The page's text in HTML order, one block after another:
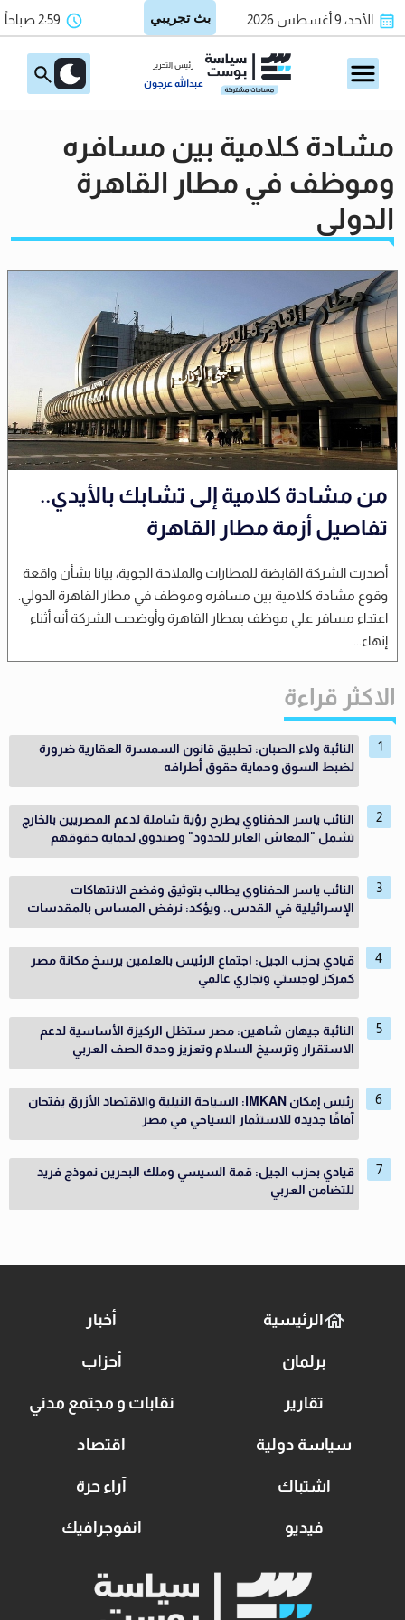
الأحد، 9 أغسطس 2026 2:59 صباحاً
رئيس التحرير
عبدالله عرجون
مشادة كلامية بين مسافره
وموظف في مطار القاهرة
الدولي
من مشادة كلامية إلى تشابك بالأيدي..
تفاصيل أزمة مطار القاهرة
أصدرت الشركة القابضة للمطارات والملاحة الجوية، بيانا بشأن واقعة
وقوع مشادة كلامية بين مسافره وموظف في مطار القاهرة الدولي.
اعتداء مسافر علي موظف بمطار القاهرة وأوضحت الشركة أنه أثناء
إنهاء...
الاكثر قراءة
النائبة ولاء الصبان: تطبيق قانون السمسرة العقارية ضرورة
لضبط السوق وحماية حقوق أطرافه
النائب ياسر الحفناوي يطرح رؤية شاملة لدعم المصريين بالخارج
تشمل "المعاش العابر للحدود" وصندوق لحماية حقوقهم
النائب ياسر الحفناوي يطالب بتوثيق وفضح الانتهاكات
الإسرائيلية في القدس.. ويؤكد: نرفض المساس بالمقدسات
قيادي بحزب الجيل: اجتماع الرئيس بالعلمين يرسخ مكانة مصر
كمركز لوجستي وتجاري عالمي
النائبة جيهان شاهين: مصر ستظل الركيزة الأساسية لدعم
الاستقرار وترسيخ السلام وتعزيز وحدة الصف العربي
رئيس إمكان IMKAN: السياحة النيلية والاقتصاد الأزرق يفتحان
آفاقًا جديدة للاستثمار السياحي في مصر
قيادي بحزب الجيل: قمة السيسي وملك البحرين نموذج فريد
للتضامن العربي
الرئيسية أخبار
برلمان أحزاب
تقارير نقابات و مجتمع مدني
سياسة دولية اقتصاد
اشتباك آراء حرة
فيديو انفوجرافيك